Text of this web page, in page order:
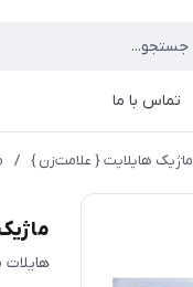
تماس با ما
ماژیک هایلایت { علامت‌زن } /
ماژیک
هایلات